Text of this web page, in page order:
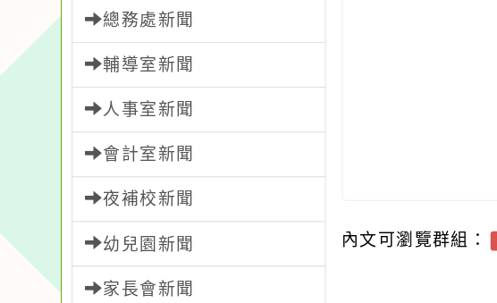
總務處新聞
輔導室新聞
人事室新聞
會計室新聞
夜補校新聞
幼兒園新聞
家長會新聞
內文可瀏覽群組：